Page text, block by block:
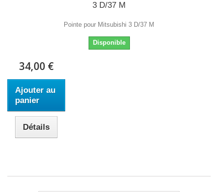
3 D/37 M
Pointe pour Mitsubishi 3 D/37 M
Disponible
34,00 €
Ajouter au
panier
Détails